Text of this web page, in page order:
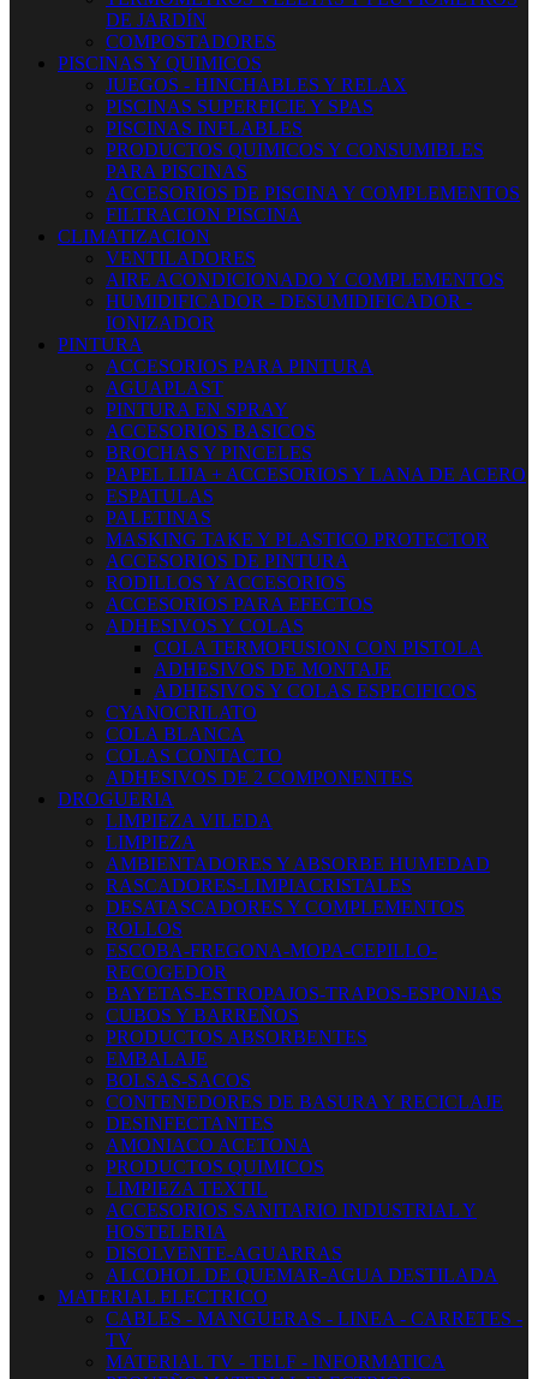
DE JARDÍN
COMPOSTADORES
PISCINAS Y QUIMICOS
JUEGOS - HINCHABLES Y RELAX
PISCINAS SUPERFICIE Y SPAS
PISCINAS INFLABLES
PRODUCTOS QUIMICOS Y CONSUMIBLES
PARA PISCINAS
ACCESORIOS DE PISCINA Y COMPLEMENTOS
FILTRACION PISCINA
CLIMATIZACION
VENTILADORES
AIRE ACONDICIONADO Y COMPLEMENTOS
HUMIDIFICADOR - DESUMIDIFICADOR -
IONIZADOR
PINTURA
ACCESORIOS PARA PINTURA
AGUAPLAST
PINTURA EN SPRAY
ACCESORIOS BASICOS
BROCHAS Y PINCELES
PAPEL LIJA + ACCESORIOS Y LANA DE ACERO
ESPATULAS
PALETINAS
MASKING TAKE Y PLASTICO PROTECTOR
ACCESORIOS DE PINTURA
RODILLOS Y ACCESORIOS
ACCESORIOS PARA EFECTOS
ADHESIVOS Y COLAS
COLA TERMOFUSION CON PISTOLA
ADHESIVOS DE MONTAJE
ADHESIVOS Y COLAS ESPECIFICOS
CYANOCRILATO
COLA BLANCA
COLAS CONTACTO
ADHESIVOS DE 2 COMPONENTES
DROGUERIA
LIMPIEZA VILEDA
LIMPIEZA
AMBIENTADORES Y ABSORBE HUMEDAD
RASCADORES-LIMPIACRISTALES
DESATASCADORES Y COMPLEMENTOS
ROLLOS
ESCOBA-FREGONA-MOPA-CEPILLO-
RECOGEDOR
BAYETAS-ESTROPAJOS-TRAPOS-ESPONJAS
CUBOS Y BARREÑOS
PRODUCTOS ABSORBENTES
EMBALAJE
BOLSAS-SACOS
CONTENEDORES DE BASURA Y RECICLAJE
DESINFECTANTES
AMONIACO ACETONA
PRODUCTOS QUIMICOS
LIMPIEZA TEXTIL
ACCESORIOS SANITARIO INDUSTRIAL Y
HOSTELERIA
DISOLVENTE-AGUARRAS
ALCOHOL DE QUEMAR-AGUA DESTILADA
MATERIAL ELECTRICO
CABLES - MANGUERAS - LINEA - CARRETES -
TV
MATERIAL TV - TELF - INFORMATICA